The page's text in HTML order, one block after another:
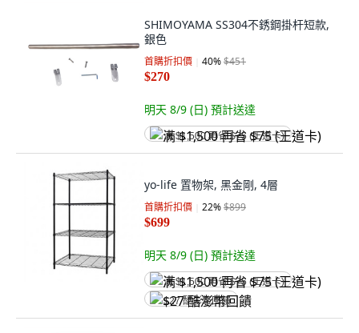
SHIMOYAMA SS304不銹鋼掛杆短款,
銀色
首購折扣價 40%$451
$270
明天 8/9 (日) 預計送達
满 $1,500 再省 $75 (王道卡)
yo-life 置物架, 黑金剛, 4層
首購折扣價 22%$899
$699
明天 8/9 (日) 預計送達
满 $1,500 再省 $75 (王道卡)
$27 酷澎幣回饋